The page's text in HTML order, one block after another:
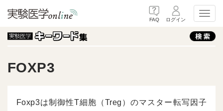
FAQ ログイン
FOXP3
Foxp3は制御性T細胞（Treg）のマスター転写因子